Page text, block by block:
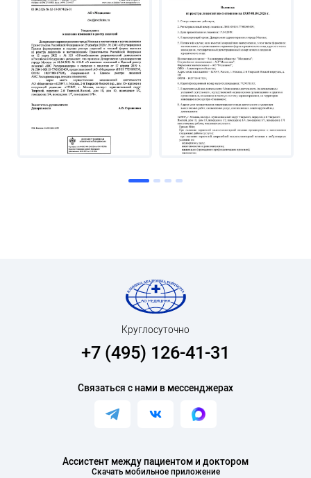
Ассистент между пациентом и доктором
Скачать мобильное приложение
Круглосуточно
+7 (495) 126-41-31
Связаться с нами в мессенджерах